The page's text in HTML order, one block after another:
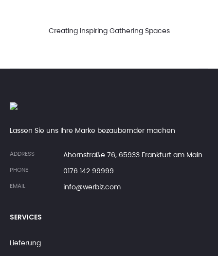
Creating Inspiring Gathering Spaces
Lassen Sie uns Ihre Marke bezaubernder machen
ADDRESS Ahornstraße 76, 65933 Frankfurt am Main
PHONE 0176 142 99999
EMAIL info@werbiz.com
SERVICES
Lieferung